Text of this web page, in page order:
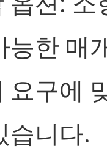
능한 매
요구에
습니다.